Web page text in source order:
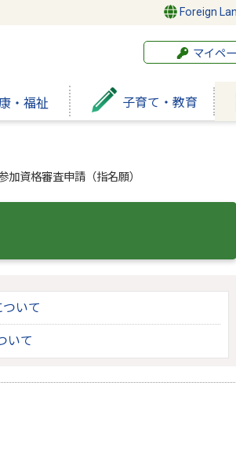
Foreign
マイペ
・福祉 子育て・教育
加資格審査申請（指名願）
いて
いて